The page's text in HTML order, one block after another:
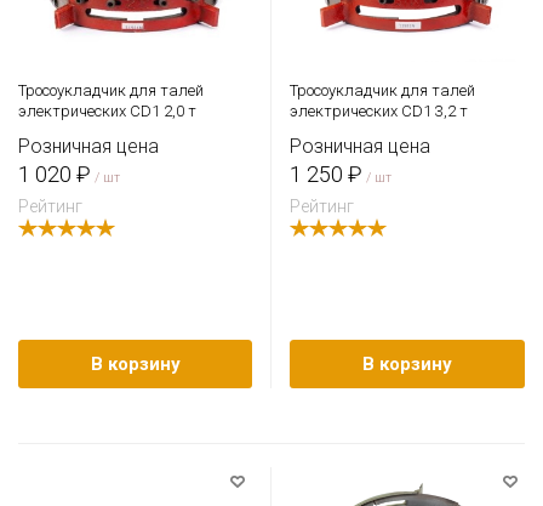
Тросоукладчик для талей
электрических CD1 2,0 т
Розничная цена
1 020 ₽ / шт
Рейтинг
В корзину
Тросоукладчик для талей
электрических CD1 3,2 т
Розничная цена
1 250 ₽ / шт
Рейтинг
В корзину